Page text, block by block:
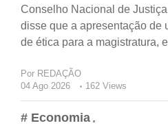
Conselho Nacional de
disse que a apresentação de
de ética para a magistratura,
Por REDAÇÃO
04 Ago 2026
162 Views
# Economia